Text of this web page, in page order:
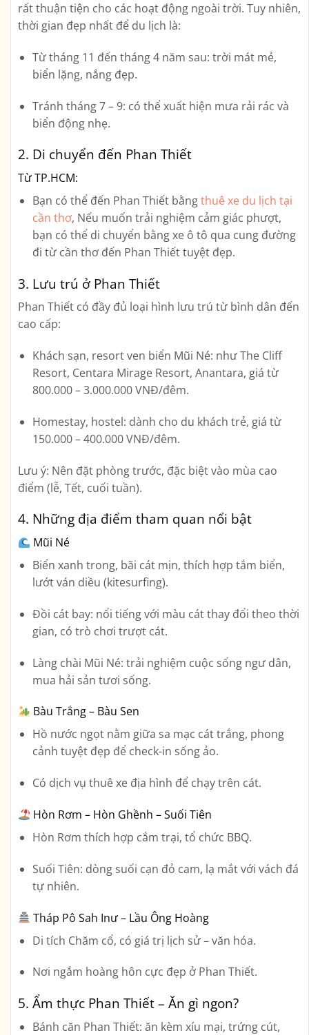
rất thuận tiện cho các hoạt động ngoài trời. Tuy nhiên,
thời gian đẹp nhất để du lịch là:
Từ tháng 11 đến tháng 4 năm sau: trời mát mẻ,
biển lặng, nắng đẹp.
Tránh tháng 7 – 9: có thể xuất hiện mưa rải rác và
biển động nhẹ.
2. Di chuyển đến Phan Thiết
Từ TP.HCM:
Bạn có thể đến Phan Thiết bằngthuê xe du lịch tại
cần thơ, Nếu muốn trải nghiệm cảm giác phượt,
bạn có thể di chuyển bằng xe ô tô qua cung đường
đi từ cần thơ đến Phan Thiết tuyệt đẹp.
3. Lưu trú ở Phan Thiết
Phan Thiết có đầy đủ loại hình lưu trú từ bình dân đến
cao cấp:
Khách sạn, resort ven biển Mũi Né: như The Cliff
Resort, Centara Mirage Resort, Anantara, giá từ
800.000 – 3.000.000 VNĐ/đêm.
Homestay, hostel: dành cho du khách trẻ, giá từ
150.000 – 400.000 VNĐ/đêm.
Lưu ý: Nên đặt phòng trước, đặc biệt vào mùa cao
điểm (lễ, Tết, cuối tuần).
4. Những địa điểm tham quan nổi bật
Mũi Né
Biển xanh trong, bãi cát mịn, thích hợp tắm biển,
lướt ván diều (kitesurfing).
Đồi cát bay: nổi tiếng với màu cát thay đổi theo thời
gian, có trò chơi trượt cát.
Làng chài Mũi Né: trải nghiệm cuộc sống ngư dân,
mua hải sản tươi sống.
Bàu Trắng – Bàu Sen
Hồ nước ngọt nằm giữa sa mạc cát trắng, phong
cảnh tuyệt đẹp để check-in sống ảo.
Có dịch vụ thuê xe địa hình để chạy trên cát.
Hòn Rơm – Hòn Ghềnh – Suối Tiên
Hòn Rơm thích hợp cắm trại, tổ chức BBQ.
Suối Tiên: dòng suối cạn đỏ cam, lạ mắt với vách đá
tự nhiên.
Tháp Pô Sah Inư – Lầu Ông Hoàng
Di tích Chăm cổ, có giá trị lịch sử – văn hóa.
Nơi ngắm hoàng hôn cực đẹp ở Phan Thiết.
5. Ẩm thực Phan Thiết – Ăn gì ngon?
Bánh căn Phan Thiết: ăn kèm xíu mại, trứng cút,